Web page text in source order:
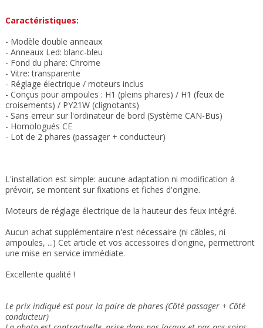
Caractéristiques:
- Modèle double anneaux
- Anneaux Led: blanc-bleu
- Fond du phare: Chrome
- Vitre: transparente
- Réglage électrique / moteurs inclus
- Conçus pour ampoules : H1 (pleins phares) / H1 (feux de
croisements) / PY21W (clignotants)
- Sans erreur sur l'ordinateur de bord (Système CAN-Bus)
- Homologués CE
- Lot de 2 phares (passager + conducteur)
L'installation est simple: aucune adaptation ni modification à
prévoir, se montent sur fixations et fiches d'origine.
Moteurs de réglage électrique de la hauteur des feux intégré.
Aucun achat supplémentaire n'est nécessaire (ni câbles, ni
ampoules, ...) Cet article et vos accessoires d'origine, permettront
une mise en service immédiate.
Excellente qualité !
Le prix indiqué est pour la paire de phares (Côté passager + Côté
conducteur)